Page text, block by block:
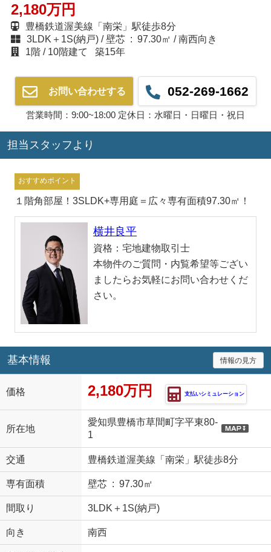
2,180万円
豊橋鉄道渥美線「南栄」駅徒歩8分
3LDK＋1S(納戸)
壁芯 : 97.30㎡
南西向き
1階
10階建て 築15年
お問い合わせする 052-269-1662
営業時間：9:00~18:00 定休日：水曜日・日曜日・祝日
担当スタッフより
おすすめポイント
１階角部屋！3SLDK+専用庭＝広々専有面積97.30㎡！
横井良平
資格：宅地建物取引士
本物件のご質問・内覧希望等ござい
ましたらお気軽にお問い合わせくだ
さい。
基本情報 情報の見方
価格 2,180万円 支払いシミュレーション
所在地
愛知県豊橋市草間町字平東80-
1
交通 豊橋鉄道渥美線「南栄」駅徒歩8分
専有面積 壁芯 : 97.30㎡
間取り 3LDK＋1S(納戸)
向き 南西